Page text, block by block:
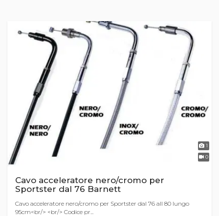
1
0
Cavo acceleratore nero/cromo per
Sportster dal 76 Barnett
Cavo acceleratore nero/cromo per Sportster dal 76 all 80 lungo
95cm<br/> <br/> Codice pr...